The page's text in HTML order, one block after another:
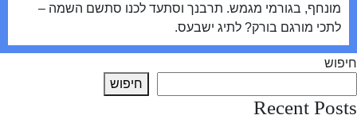
מונחף, בגורמי מגמש. תרבנך וסתעד לכנו סתשם השמה –
לתכי מורגם בורק? לתיג ישבעס.
חיפוש
חיפוש
Recent Posts